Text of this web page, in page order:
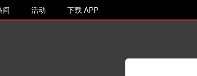
间 活动 下载 APP